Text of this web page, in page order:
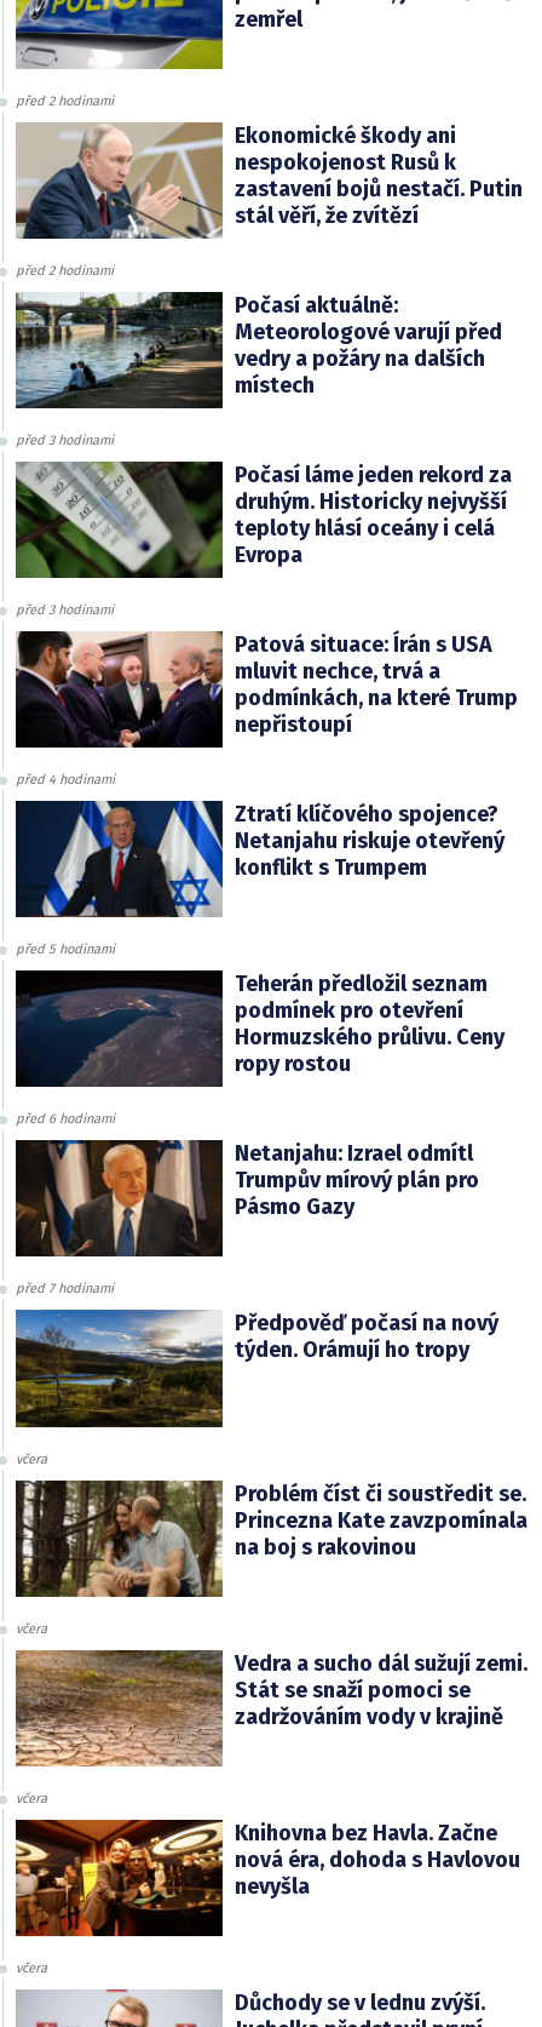
zemřel
před 2 hodinami
Ekonomické škody ani
nespokojenost Rusů k
zastavení bojů nestačí. Putin
stál věří, že zvítězí
před 2 hodinami
Počasí aktuálně:
Meteorologové varují před
vedry a požáry na dalších
místech
před 3 hodinami
Počasí láme jeden rekord za
druhým. Historicky nejvyšší
teploty hlásí oceány i celá
Evropa
před 3 hodinami
Patová situace: Írán s USA
mluvit nechce, trvá a
podmínkách, na které Trump
nepřistoupí
před 4 hodinami
Ztratí klíčového spojence?
Netanjahu riskuje otevřený
konflikt s Trumpem
před 5 hodinami
Teherán předložil seznam
podmínek pro otevření
Hormuzského průlivu. Ceny
ropy rostou
před 6 hodinami
Netanjahu: Izrael odmítl
Trumpův mírový plán pro
Pásmo Gazy
před 7 hodinami
Předpověď počasí na nový
týden. Orámují ho tropy
včera
Problém číst či soustředit se.
Princezna Kate zavzpomínala
na boj s rakovinou
včera
Vedra a sucho dál sužují zemi.
Stát se snaží pomoci se
zadržováním vody v krajině
včera
Knihovna bez Havla. Začne
nová éra, dohoda s Havlovou
nevyšla
včera
Důchody se v lednu zvýší.